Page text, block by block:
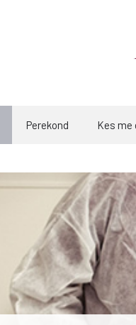
Perekond Kes me